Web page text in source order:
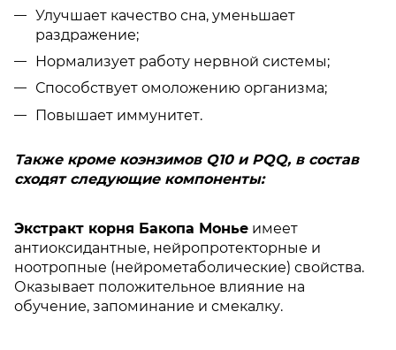
Улучшает качество сна, уменьшает
раздражение;
Нормализует работу нервной системы;
Способствует омоложению организма;
Повышает иммунитет.
Также кроме коэнзимов Q10 и PQQ, в состав
сходят следующие компоненты:
Экстракт корня Бакопа Монье имеет
антиоксидантные, нейропротекторные и
ноотропные (нейрометаболические) свойства.
Оказывает положительное влияние на
обучение, запоминание и смекалку.